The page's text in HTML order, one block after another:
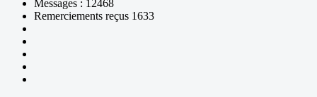
Messages : 12468
Remerciements reçus 1633